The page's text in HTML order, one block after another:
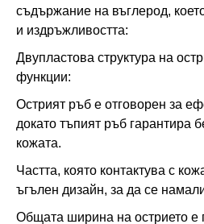
съдържание на въглерод,
и издръжливостта:
Двупластова структура на
функции:
Острият ръб е отговорен за
докато тъпият ръб гарантира
кожата.
Частта, която контактува с
ъгълен дизайн, за да се
Общата ширина на острието е